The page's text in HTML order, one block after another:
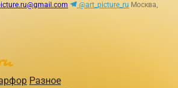
@art_picture_ru Москва,
Разное